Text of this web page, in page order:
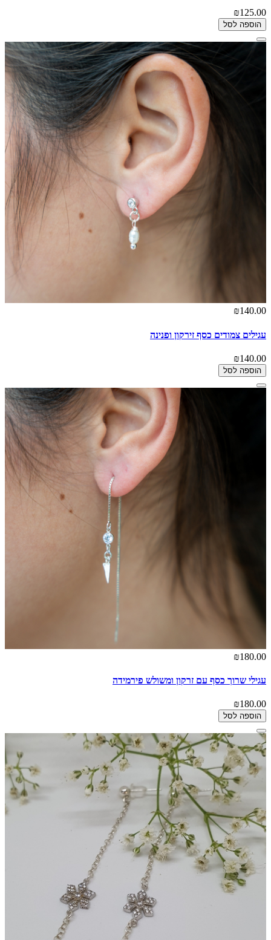
₪125.00
הוספה לסל
₪140.00
עגילים צמודים כסף זירקון ופנינה
₪140.00
הוספה לסל
₪180.00
עגילי שרוך כסף עם זרקון ומשולש פירמידה
₪180.00
הוספה לסל